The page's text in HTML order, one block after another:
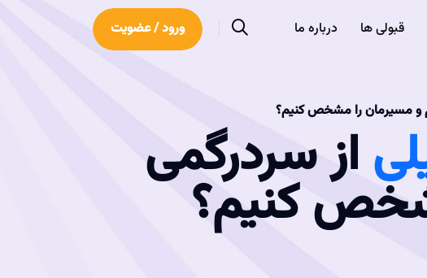
قبولی ها درباره ما ورود / عضویت
و مسیرمان را مشخص کنیم؟
از سردرگمی
کنیم؟